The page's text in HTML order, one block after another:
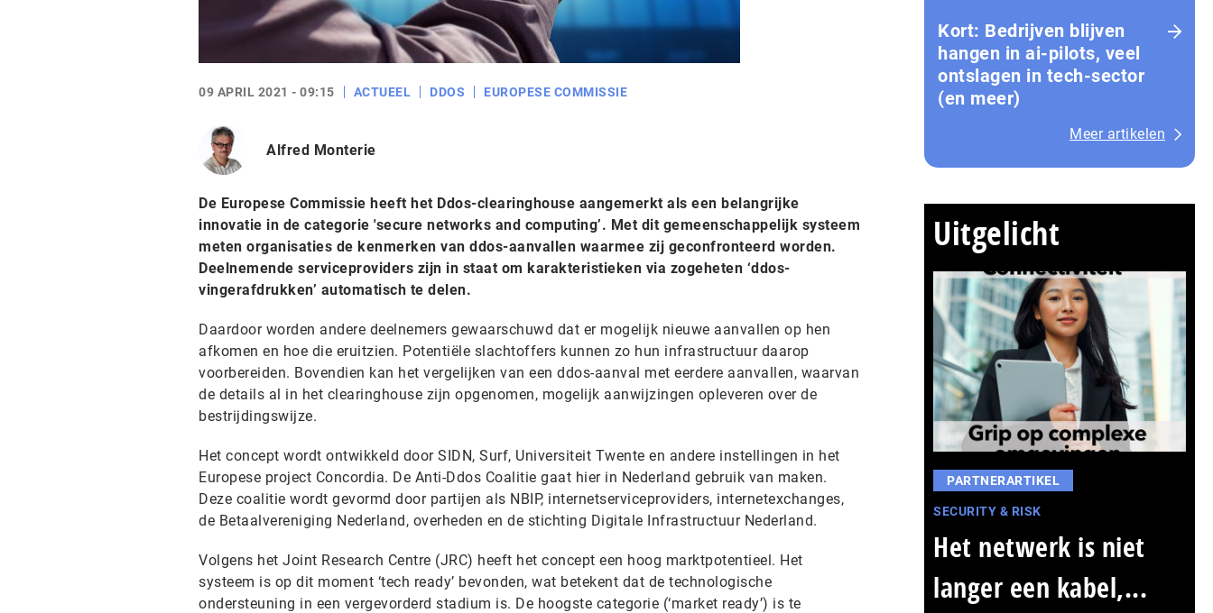
09 APRIL 2021 - 09:15 ACTUEEL DDOS EUROPESE COMMISSIE
Alfred Monterie
De Europese Commissie heeft het Ddos-clearinghouse aangemerkt als een belangrijke
innovatie in de categorie 'secure networks and computing’. Met dit gemeenschappelijk systeem
meten organisaties de kenmerken van ddos-aanvallen waarmee zij geconfronteerd worden.
Deelnemende serviceproviders zijn in staat om karakteristieken via zogeheten ‘ddos-
vingerafdrukken’ automatisch te delen.
Daardoor worden andere deelnemers gewaarschuwd dat er mogelijk nieuwe aanvallen op hen
afkomen en hoe die eruitzien. Potentiële slachtoffers kunnen zo hun infrastructuur daarop
voorbereiden. Bovendien kan het vergelijken van een ddos-aanval met eerdere aanvallen, waarvan
de details al in het clearinghouse zijn opgenomen, mogelijk aanwijzingen opleveren over de
bestrijdingswijze.
Het concept wordt ontwikkeld door SIDN, Surf, Universiteit Twente en andere instellingen in het
Europese project Concordia. De Anti-Ddos Coalitie gaat hier in Nederland gebruik van maken.
Deze coalitie wordt gevormd door partijen als NBIP, internetserviceproviders, internetexchanges,
de Betaalvereniging Nederland, overheden en de stichting Digitale Infrastructuur Nederland.
Volgens het Joint Research Centre (JRC) heeft het concept een hoog marktpotentieel. Het
systeem is op dit moment ‘tech ready’ bevonden, wat betekent dat de technologische
ondersteuning in een vergevorderd stadium is. De hoogste categorie (‘market ready’) is te
Kort: Bedrijven blijven
hangen in ai-pilots, veel
ontslagen in tech-sector
(en meer)
Meer artikelen
Uitgelicht
PARTNERARTIKEL
SECURITY & RISK
Het netwerk is niet
langer een kabel,...